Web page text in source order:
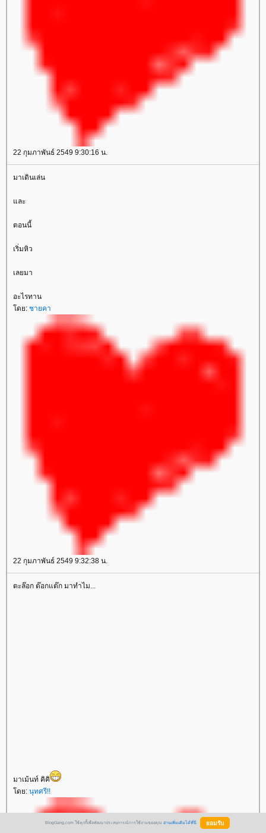
22 กุมภาพันธ์ 2549 9:30:16 น.
มาเดินเล่น
ละ
ตอนนี้
เริ่มหิว
เลยมา
อะไรทาน
ดย: ชายคา
22 กุมภาพันธ์ 2549 9:32:38 น.
ตะล๊อก ต๊อกแต๊ก มาทำไม...
มาเม้นท์ คิคิ
ดย: นุทศรี!!
BlogGang.com ใช้คุกกี้เพื่อพัฒนาประสบการณ์การใช้งานของคุณ อ่านเพิ่มเติมได้ที่นี่